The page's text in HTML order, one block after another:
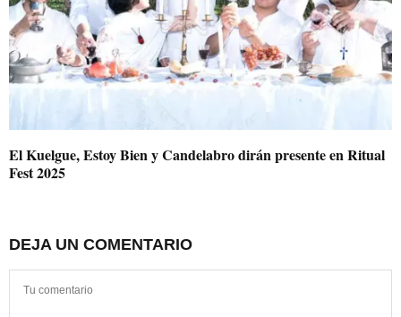
El Kuelgue, Estoy Bien y Candelabro dirán presente en Ritual
Fest 2025
DEJA UN COMENTARIO